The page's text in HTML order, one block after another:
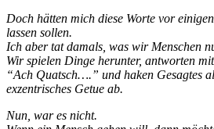
Doch hätten mich diese Worte vor
lassen sollen.
Ich aber tat damals, was wir Menschen
Wir spielen Dinge herunter, antworten
“Ach Quatsch….” und haken Gesagtes
exzentrisches Getue ab.
Nun, war es nicht.